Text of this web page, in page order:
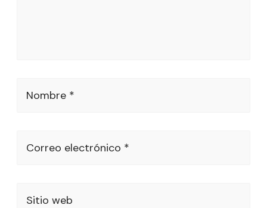
Nombre *
Correo electrónico *
Sitio web